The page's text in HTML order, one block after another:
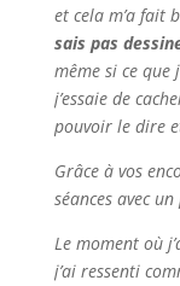
et cela m’a fait
sais pas
même si ce que
j’essaie de
pouvoir le dire
Grâce à vos
séances avec un
Le moment où
j’ai ressenti